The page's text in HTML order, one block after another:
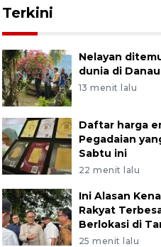
Terkini
Nelayan
dunia di
13 menit lalu
Daftar harga
Pegadaian
Sabtu ini
22 menit lalu
Ini Alasan
Rakyat
Berlokasi di
25 menit lalu